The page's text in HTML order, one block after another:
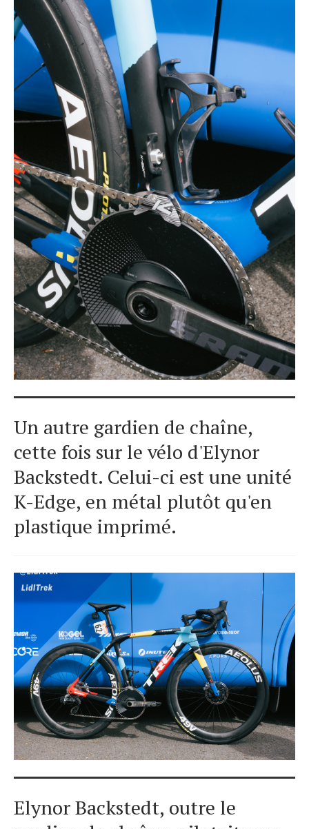
Un autre gardien de chaîne,
cette fois sur le vélo d'Elynor
Backstedt. Celui-ci est une unité
K-Edge, en métal plutôt qu'en
plastique imprimé.
Elynor Backstedt, outre le